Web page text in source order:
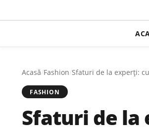
Acasă/Fashion/Sfaturi de la experți:
FASHION
Sfaturi de la